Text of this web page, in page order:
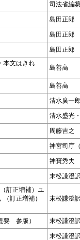
司法省編
島田正郎
島田正郎
島田正郎
本文はきれ
島善高
島善高
清水廣一
清水盛光
周藤吉之
神宮司庁
神寶秀夫
末松謙澄
訂正増補）ユ
訂正増補）
末松謙澄
要 参版） 末松謙澄
末松謙澄